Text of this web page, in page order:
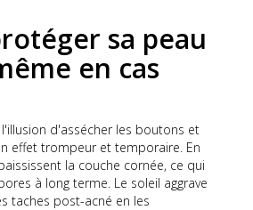
sa peau
en cas
d'assécher les boutons et
effet trompeur et temporaire. En
la couche cornée, ce qui
à long terme. Le soleil aggrave
taches post-acné en les